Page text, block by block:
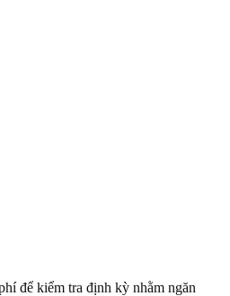
để kiểm tra định kỳ nhằm ngăn